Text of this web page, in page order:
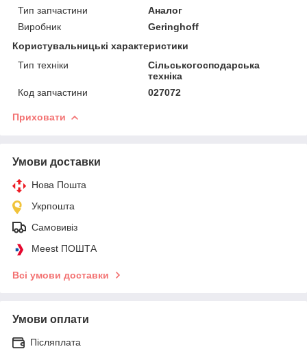
Тип запчастини
Аналог
Виробник
Geringhoff
Користувальницькі характеристики
Тип техніки
Сільськогосподарська
техніка
Код запчастини
027072
Приховати
Умови доставки
Нова Пошта
Укрпошта
Самовивіз
Meest ПОШТА
Всі умови доставки
Умови оплати
Післяплата